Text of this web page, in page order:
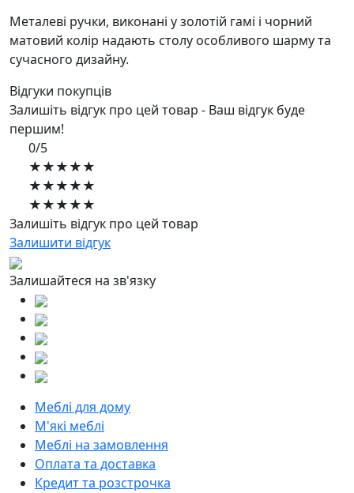
Металеві ручки, виконані у золотій гамі і чорний
матовий колір надають столу особливого шарму та
сучасного дизайну.
Відгуки покупців
Залишіть відгук про цей товар - Ваш відгук буде
першим!
0/5
★★★★★
★★★★★
★★★★★
Залишіть відгук про цей товар
Залишити відгук
Залишайтеся на зв'язку
Меблі для дому
М'які меблі
Меблі на замовлення
Оплата та доставка
Кредит та розстрочка